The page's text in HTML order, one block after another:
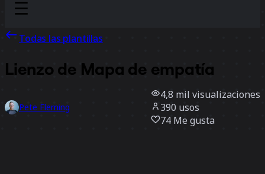
Todas las plantillas
Lienzo de Mapa de empatía
Pete Fleming
4,8 mil visualizaciones
390 usos
74 Me gusta